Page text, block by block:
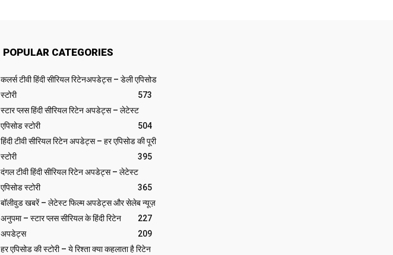
POPULAR CATEGORIES
कलर्स टीवी हिंदी सीरियल रिटेनअपडेट्स – डेली एपिसोड
स्टोरी
573
स्टार प्लस हिंदी सीरियल रिटेन अपडेट्स – लेटेस्ट
एपिसोड स्टोरी
504
हिंदी टीवी सीरियल रिटेन अपडेट्स – हर एपिसोड की पूरी
स्टोरी
395
दंगल टीवी हिंदी सीरियल रिटेन अपडेट्स – लेटेस्ट
एपिसोड स्टोरी
365
बॉलीवुड खबरें – लेटेस्ट फिल्म अपडेट्स और सेलेब न्यूज़
227
अनुपमा – स्टार प्लस सीरियल के हिंदी रिटेन
अपडेट्स
209
हर एपिसोड की स्टोरी – ये रिश्ता क्या कहलाता है रिटेन